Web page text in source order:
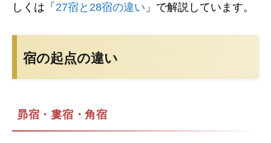
しくは「 27宿と28宿の違い 」で解説しています。
宿の起点の違い
昴宿・婁宿・角宿